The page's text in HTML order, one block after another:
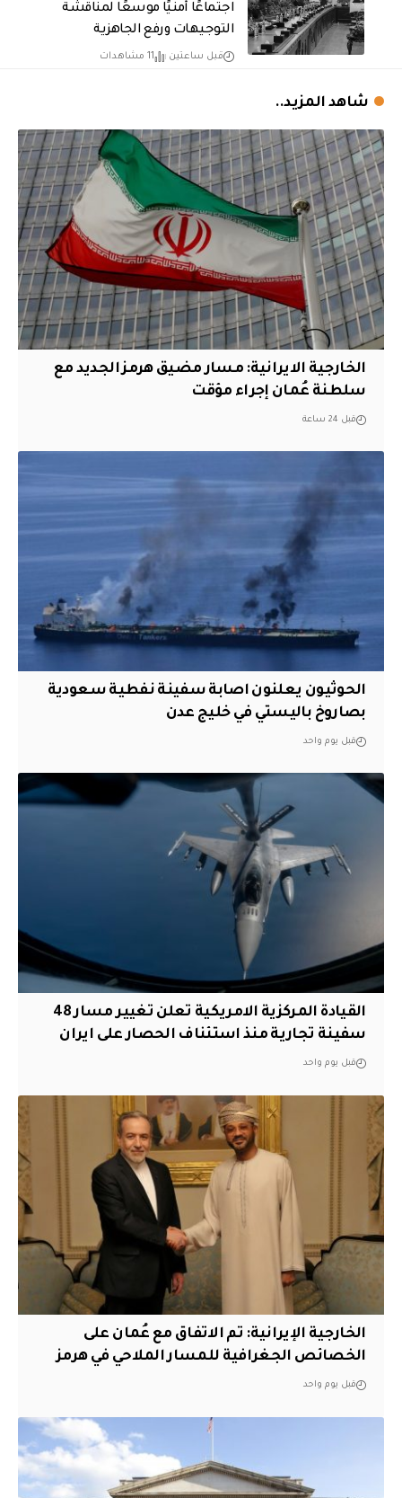
اجتماعًا أمنيًا موسعًا لمناقشة
التوجيهات ورفع الجاهزية
قبل ساعتين 11 مشاهدات
شاهد المزيد..
الخارجية الايرانية: مسار مضيق هرمز الجديد مع
سلطنة عُمان إجراء مؤقت
قبل 24 ساعة
الحوثيون يعلنون اصابة سفينة نفطية سعودية
بصاروخ باليستي في خليج عدن
قبل يوم واحد
القيادة المركزية الامريكية تعلن تغيير مسار 48
سفينة تجارية منذ استئناف الحصار على ايران
قبل يوم واحد
‏الخارجية الإيرانية: تم الاتفاق مع عُمان على
الخصائص الجغرافية للمسار الملاحي في هرمز
قبل يوم واحد